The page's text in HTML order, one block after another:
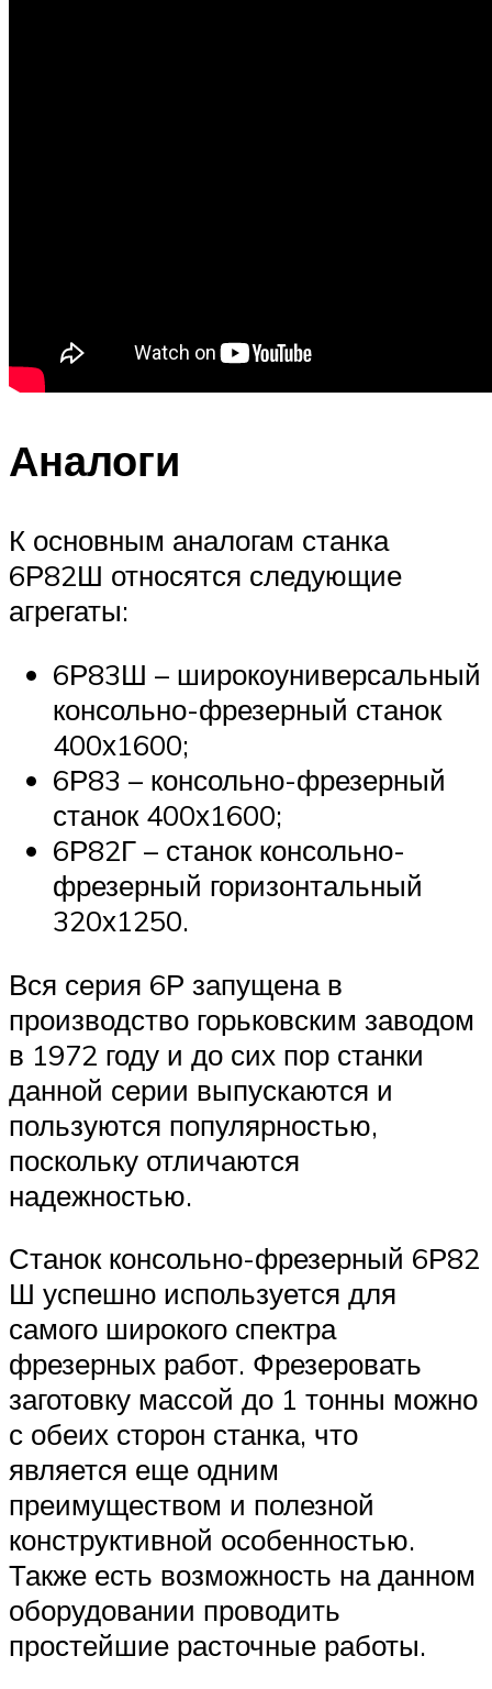
Аналоги
К основным аналогам станка
6Р82Ш относятся следующие
агрегаты:
6Р83Ш – широкоуниверсальный
консольно-фрезерный станок
400х1600;
6Р83 – консольно-фрезерный
станок 400х1600;
6Р82Г – станок консольно-
фрезерный горизонтальный
320х1250.
Вся серия 6Р запущена в
производство горьковским заводом
в 1972 году и до сих пор станки
данной серии выпускаются и
пользуются популярностью,
поскольку отличаются
надежностью.
Станок консольно-фрезерный 6Р82
Ш успешно используется для
самого широкого спектра
фрезерных работ. Фрезеровать
заготовку массой до 1 тонны можно
с обеих сторон станка, что
является еще одним
преимуществом и полезной
конструктивной особенностью.
Также есть возможность на данном
оборудовании проводить
простейшие расточные работы.